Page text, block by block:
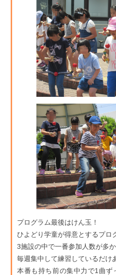
プログラム最後はけん玉！
ひよどり学童が得意とするプロ
3施設の中で一番参加人数が多
毎週集中して練習しているだけ
本番も持ち前の集中力で1曲ず